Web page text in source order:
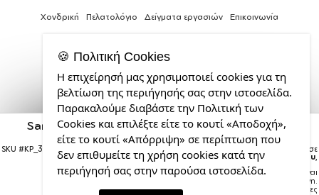
Santas, Deers & Trees, Στολίδι Χριστουγεννιάτικη
μπάλα δένδρου Κόκκινη 8cm
SKU #KP_3728_bauble-red Η παραγγελία σας θα παραδοθεί σε
courier έως τηνΤρίτη 18 Αυγούστου,
Σημείωση:Η παράδοση στο courier είναι
εκτιμώμενη.
1–3 εργάσιμες
Χονδρική Πελατολόγιο Δείγματα εργασιών Επικοινωνία
Web
Design,
Social
Media
&
SEO
Agency
από
την
🍪 Πολιτική Cookies
Η επιχείρησή μας χρησιμοποιεί cookies για τη
βελτίωση της περιήγησής σας στην ιστοσελίδα.
Παρακαλούμε διαβάστε την Πολιτική των
Cookies και επιλέξτε είτε το κουτί «Αποδοχή»,
είτε το κουτί «Απόρριψη» σε περίπτωση που
δεν επιθυμείτε τη χρήση cookies κατά την
περιήγησή σας στην παρούσα ιστοσελίδα.